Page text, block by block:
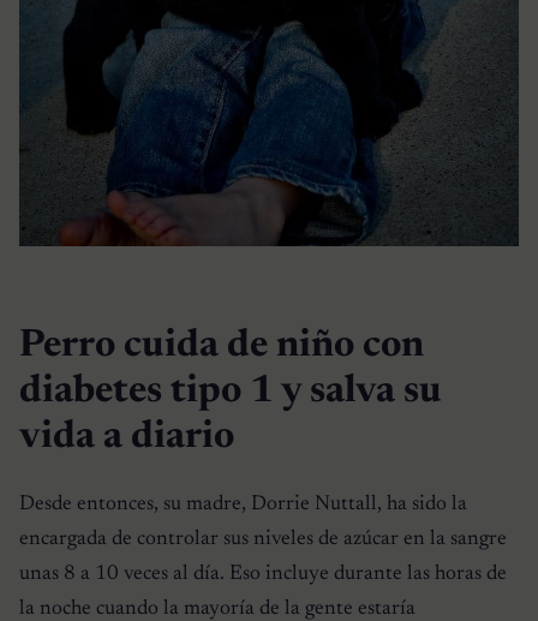
Perro cuida de niño con
diabetes tipo 1 y salva su
vida a diario
Desde entonces, su madre, Dorrie Nuttall, ha sido la
encargada de controlar sus niveles de azúcar en la sangre
unas 8 a 10 veces al día. Eso incluye durante las horas de
la noche cuando la mayoría de la gente estaría